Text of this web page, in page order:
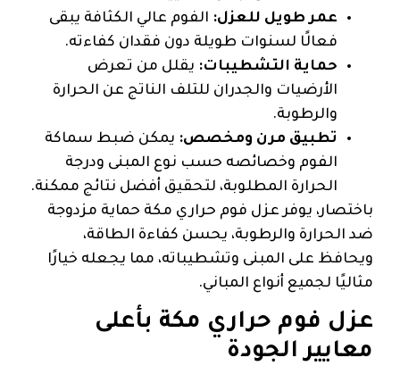
عمر طويل للعزل: الفوم عالي الكثافة يبقى
فعالًا لسنوات طويلة دون فقدان كفاءته.
حماية التشطيبات: يقلل من تعرض
الأرضيات والجدران للتلف الناتج عن الحرارة
والرطوبة.
تطبيق مرن ومخصص: يمكن ضبط سماكة
الفوم وخصائصه حسب نوع المبنى ودرجة
الحرارة المطلوبة، لتحقيق أفضل نتائج ممكنة.
باختصار، يوفر عزل فوم حراري مكة حماية مزدوجة
ضد الحرارة والرطوبة، يحسن كفاءة الطاقة،
ويحافظ على المبنى وتشطيباته، مما يجعله خيارًا
مثاليًا لجميع أنواع المباني.
عزل فوم حراري مكة بأعلى
معايير الجودة